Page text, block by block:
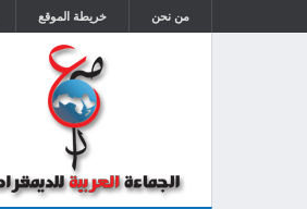
من نحن خريطة الموقع